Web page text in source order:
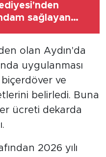
sağlayan
olan Aydın'da
uygulanması
ve
belirledi. Buna
ücreti dekarda
2026 yılı